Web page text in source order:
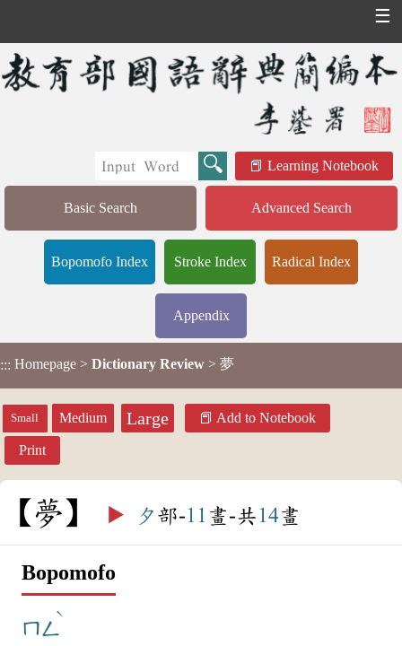
☰
Learning Notebook
Basic Search Advanced Search
Bopomofo Index Stroke Index Radical Index
Appendix
::: Homepage > Dictionary Review > 夢
Small Medium Large Add to Notebook
Print
夢 ▶️ 夕 部-11 畫-共 14畫
Bopomofo
ㄇㄥ
ˋ